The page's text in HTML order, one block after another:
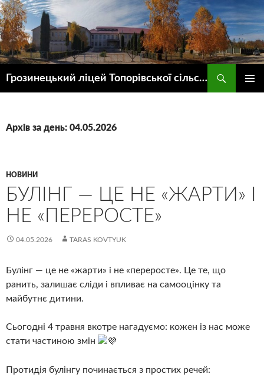
Грозинецький ліцей Топорівської сільської ради
Архів за день: 04.05.2026
НОВИНИ
БУЛІНГ — ЦЕ НЕ «ЖАРТИ» І
НЕ «ПЕРЕРОСТЕ»
04.05.2026 TARAS KOVTYUK
Булінг — це не «жарти» і не «переросте». Це те, що
ранить, залишає сліди і впливає на самооцінку та
майбутнє дитини.
Сьогодні 4 травня вкотре нагадуємо: кожен із нас може
стати частиною змін
Протидія булінгу починається з простих речей: